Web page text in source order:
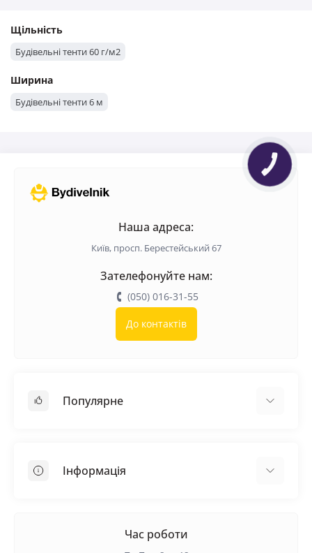
Щільність
Будівельні тенти 60 г/м2
Ширина
Будівельні тенти 6 м
Наша адреса:
Київ, просп. Берестейський 67
Зателефонуйте нам:
(050) 016-31-55
До контактів
Популярне
Самовирівнююча суміш
Інформація
Час роботи